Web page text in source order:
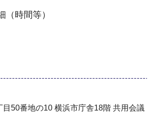
（時間等）
50番地の10 横浜市庁舎18階 共用会議